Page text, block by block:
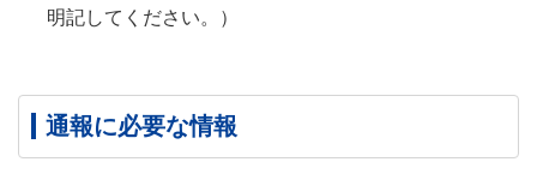
明記してください。）
通報に必要な情報